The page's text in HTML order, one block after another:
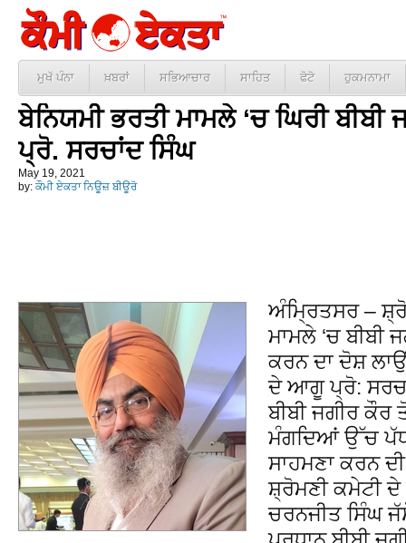
ਮੁਖੱ ਪੰਨਾ ਖ਼ਬਰਾਂ ਸਭਿਆਚਾਰ ਸਾਹਿਤ ਫੋਟੋ ਹੁਕਮਨਾਮਾ
ਬੇਨਿਯਮੀ ਭਰਤੀ ਮਾਮਲੇ ‘ਚ ਘਿਰੀ
ਪ੍ਰੋ. ਸਰਚਾਂਦ ਸਿੰਘ
May 19, 2021
by: ਕੌਮੀ ਏਕਤਾ ਨਿਊਜ਼ ਬੀਊਰੋ
ਅੰਮ੍ਰਿਤਸਰ –
ਮਾਮਲੇ ‘ਚ ਬੀਬੀ
ਕਰਨ ਦਾ ਦੋਸ਼
ਦੇ ਆਗੂ ਪ੍ਰੋ:
ਬੀਬੀ ਜਗੀਰ ਕੌਰ
ਮੰਗਦਿਆਂ ਉੱਚ
ਸਾਹਮਣਾ ਕਰਨ
ਸ਼੍ਰੋਮਣੀ ਕਮੇਟੀ
ਚਰਨਜੀਤ ਸਿੰਘ